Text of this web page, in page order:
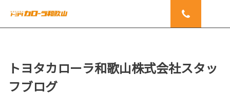
トヨタカローラ和歌山株式会社スタッ
フブログ